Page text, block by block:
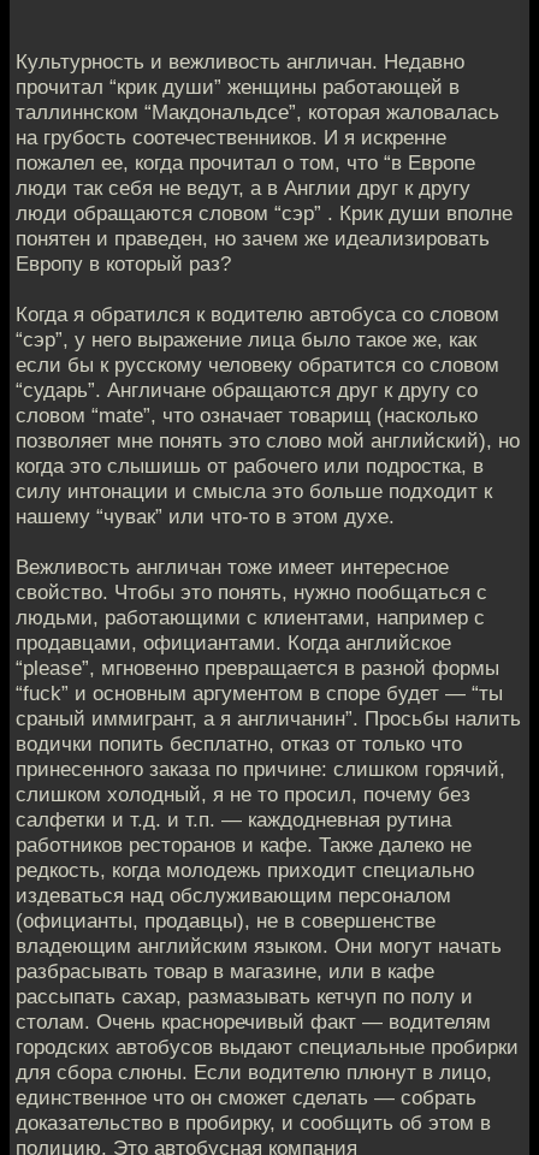
Культурность и вежливость англичан. Недавно
прочитал “крик души” женщины работающей в
таллиннском “Макдональдсе”, которая жаловалась
на грубость соотечественников. И я искренне
пожалел ее, когда прочитал о том, что “в Европе
люди так себя не ведут, а в Англии друг к другу
люди обращаются словом “сэр” . Крик души вполне
понятен и праведен, но зачем же идеализировать
Европу в который раз?
Когда я обратился к водителю автобуса со словом
“сэр”, у него выражение лица было такое же, как
если бы к русскому человеку обратится со словом
“сударь”. Англичане обращаются друг к другу со
словом “mate”, что означает товарищ (насколько
позволяет мне понять это слово мой английский), но
когда это слышишь от рабочего или подростка, в
силу интонации и смысла это больше подходит к
нашему “чувак” или что-то в этом духе.
Вежливость англичан тоже имеет интересное
свойство. Чтобы это понять, нужно пообщаться с
людьми, работающими с клиентами, например с
продавцами, официантами. Когда английское
“please”, мгновенно превращается в разной формы
“fuck” и основным аргументом в споре будет — “ты
сраный иммигрант, а я англичанин”. Просьбы налить
водички попить бесплатно, отказ от только что
принесенного заказа по причине: слишком горячий,
слишком холодный, я не то просил, почему без
салфетки и т.д. и т.п. — каждодневная рутина
работников ресторанов и кафе. Также далеко не
редкость, когда молодежь приходит специально
издеваться над обслуживающим персоналом
(официанты, продавцы), не в совершенстве
владеющим английским языком. Они могут начать
разбрасывать товар в магазине, или в кафе
рассыпать сахар, размазывать кетчуп по полу и
столам. Очень красноречивый факт — водителям
городских автобусов выдают специальные пробирки
для сбора слюны. Если водителю плюнут в лицо,
единственное что он сможет сделать — собрать
доказательство в пробирку, и сообщить об этом в
полицию. Это автобусная компания